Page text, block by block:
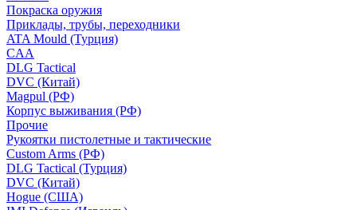
Покраска оружия
Приклады, трубы, переходники
ATA Mould (Турция)
CAA
DLG Tactical
DVC (Китай)
Magpul (РФ)
Корпус выживания (РФ)
Прочие
Рукоятки пистолетные и тактические
Custom Arms (РФ)
DLG Tactical (Турция)
DVC (Китай)
Hogue (США)